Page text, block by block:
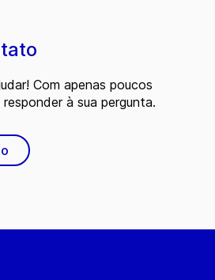
Com apenas poucos
à sua pergunta.